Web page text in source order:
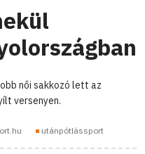
női sakkozó lett az
versenyen.
utánpótlássport